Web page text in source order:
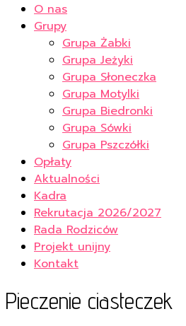
O nas
Grupy
Grupa Żabki
Grupa Jeżyki
Grupa Słoneczka
Grupa Motylki
Grupa Biedronki
Grupa Sówki
Grupa Pszczółki
Opłaty
Aktualności
Kadra
Rekrutacja 2026/2027
Rada Rodziców
Projekt unijny
Kontakt
Pieczenie ciasteczek